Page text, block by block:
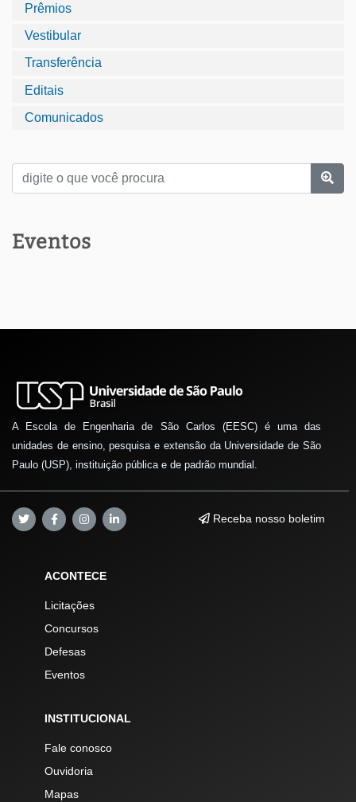
Prêmios
Vestibular
Transferência
Editais
Comunicados
Eventos
A Escola de Engenharia de São Carlos (EESC) é uma das
unidades de ensino, pesquisa e extensão da Universidade de São
Paulo (USP), instituição pública e de padrão mundial.
Receba nosso boletim
ACONTECE
Licitações
Concursos
Defesas
Eventos
INSTITUCIONAL
Fale conosco
Ouvidoria
Mapas